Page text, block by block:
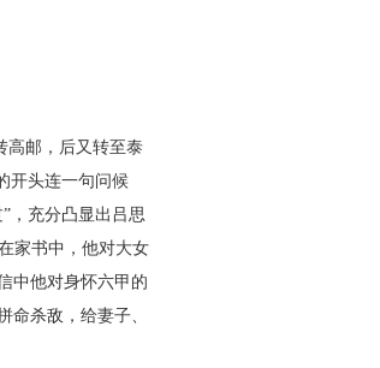
邮， 后又转至泰
开头连一句问候
，充分凸显出吕思
家书中，他对大女
中他对身怀六甲 的
命杀敌，给妻子、